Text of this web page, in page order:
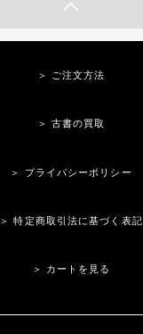
＞ ご注文方法
＞ 古書の買取
＞ プライバシーポリシー
＞ 特定商取引法に基づく表記
＞ カートを見る